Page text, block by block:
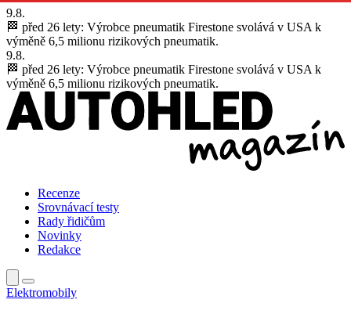
9.8.
🏁 před 26 lety: Výrobce pneumatik Firestone svolává v USA k
výměně 6,5 milionu rizikových pneumatik.
9.8.
🏁 před 26 lety: Výrobce pneumatik Firestone svolává v USA k
výměně 6,5 milionu rizikových pneumatik.
Recenze
Srovnávací testy
Rady řidičům
Novinky
Redakce
Elektromobily